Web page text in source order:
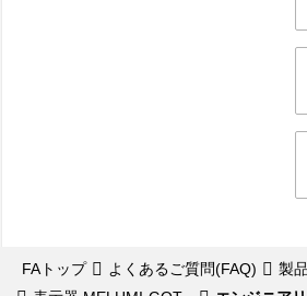
FAトップ よくあるご質問(FAQ) 製